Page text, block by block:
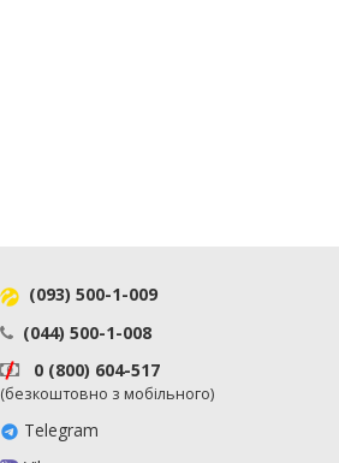
(093) 500-1-009
(044) 500-1-008
0 (800) 604-517
(безкоштовно з мобільного)
Telegram